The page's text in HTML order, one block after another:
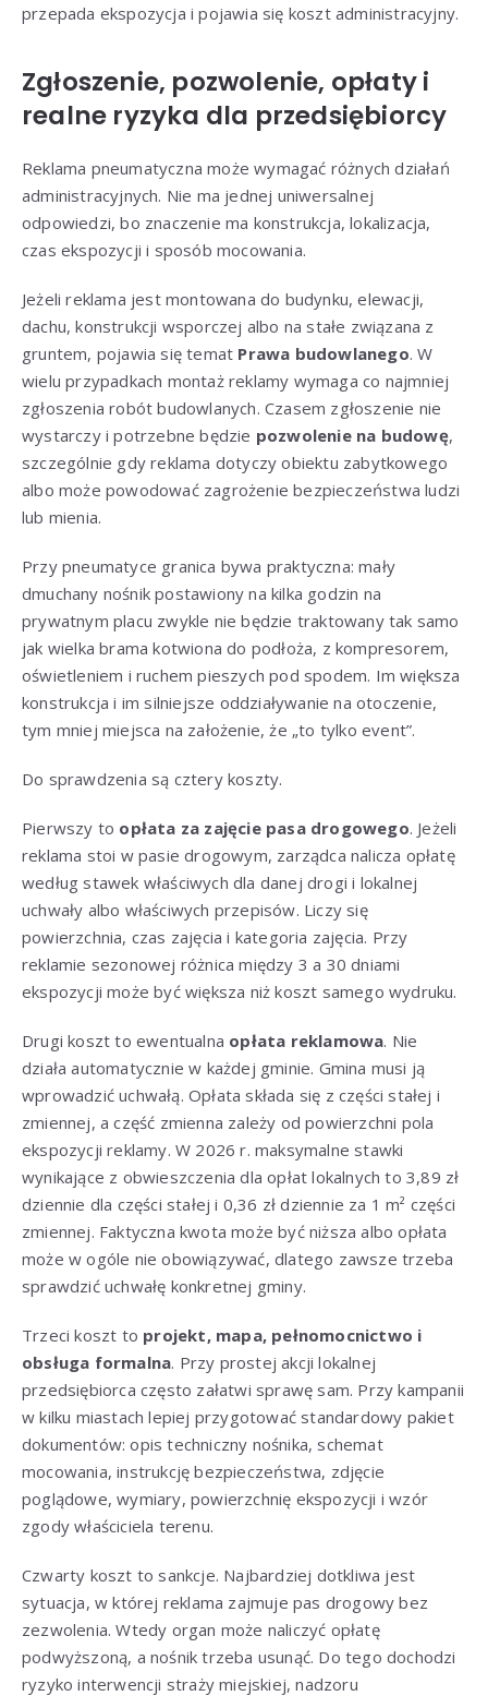
przepada ekspozycja i pojawia się koszt administracyjny.
Zgłoszenie, pozwolenie, opłaty i
realne ryzyka dla przedsiębiorcy
Reklama pneumatyczna może wymagać różnych działań
administracyjnych. Nie ma jednej uniwersalnej
odpowiedzi, bo znaczenie ma konstrukcja, lokalizacja,
czas ekspozycji i sposób mocowania.
Jeżeli reklama jest montowana do budynku, elewacji,
dachu, konstrukcji wsporczej albo na stałe związana z
gruntem, pojawia się temat Prawa budowlanego. W
wielu przypadkach montaż reklamy wymaga co najmniej
zgłoszenia robót budowlanych. Czasem zgłoszenie nie
wystarczy i potrzebne będzie pozwolenie na budowę,
szczególnie gdy reklama dotyczy obiektu zabytkowego
albo może powodować zagrożenie bezpieczeństwa ludzi
lub mienia.
Przy pneumatyce granica bywa praktyczna: mały
dmuchany nośnik postawiony na kilka godzin na
prywatnym placu zwykle nie będzie traktowany tak samo
jak wielka brama kotwiona do podłoża, z kompresorem,
oświetleniem i ruchem pieszych pod spodem. Im większa
konstrukcja i im silniejsze oddziaływanie na otoczenie,
tym mniej miejsca na założenie, że „to tylko event”.
Do sprawdzenia są cztery koszty.
Pierwszy to opłata za zajęcie pasa drogowego. Jeżeli
reklama stoi w pasie drogowym, zarządca nalicza opłatę
według stawek właściwych dla danej drogi i lokalnej
uchwały albo właściwych przepisów. Liczy się
powierzchnia, czas zajęcia i kategoria zajęcia. Przy
reklamie sezonowej różnica między 3 a 30 dniami
ekspozycji może być większa niż koszt samego wydruku.
Drugi koszt to ewentualna opłata reklamowa. Nie
działa automatycznie w każdej gminie. Gmina musi ją
wprowadzić uchwałą. Opłata składa się z części stałej i
zmiennej, a część zmienna zależy od powierzchni pola
ekspozycji reklamy. W 2026 r. maksymalne stawki
wynikające z obwieszczenia dla opłat lokalnych to 3,89 zł
dziennie dla części stałej i 0,36 zł dziennie za 1 m² części
zmiennej. Faktyczna kwota może być niższa albo opłata
może w ogóle nie obowiązywać, dlatego zawsze trzeba
sprawdzić uchwałę konkretnej gminy.
Trzeci koszt to projekt, mapa, pełnomocnictwo i
obsługa formalna. Przy prostej akcji lokalnej
przedsiębiorca często załatwi sprawę sam. Przy kampanii
w kilku miastach lepiej przygotować standardowy pakiet
dokumentów: opis techniczny nośnika, schemat
mocowania, instrukcję bezpieczeństwa, zdjęcie
poglądowe, wymiary, powierzchnię ekspozycji i wzór
zgody właściciela terenu.
Czwarty koszt to sankcje. Najbardziej dotkliwa jest
sytuacja, w której reklama zajmuje pas drogowy bez
zezwolenia. Wtedy organ może naliczyć opłatę
podwyższoną, a nośnik trzeba usunąć. Do tego dochodzi
ryzyko interwencji straży miejskiej, nadzoru